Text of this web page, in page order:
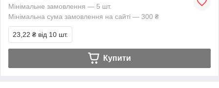
Мінімальне замовлення — 5 шт.
Мінімальна сума замовлення на сайті — 300 ₴
23,22 ₴ від 10 шт.
Купити